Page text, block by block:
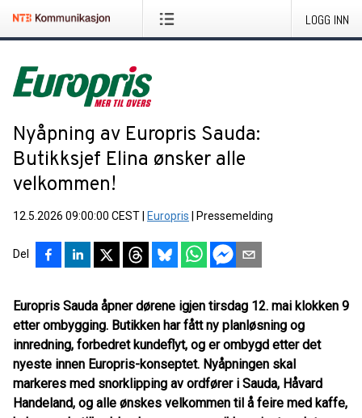
LOGG INN
Nyåpning av Europris Sauda:
Butikksjef Elina ønsker alle
velkommen!
12.5.2026 09:00:00 CEST Europris Pressemelding
Del
Europris Sauda åpner dørene igjen tirsdag 12. mai klokken 9
etter ombygging. Butikken har fått ny planløsning og
innredning, forbedret kundeflyt, og er ombygd etter det
nyeste innen Europris-konseptet. Nyåpningen skal
markeres med snorklipping av ordfører i Sauda, Håvard
Handeland, og alle ønskes velkommen til å feire med kaffe,